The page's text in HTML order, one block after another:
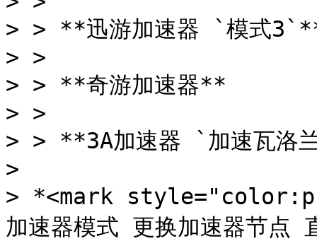
> > **迅游加速器 `模式
> >
> > **奇游加速器**
> >
> > **3A加速器 `加速瓦洛
>
> *<mark
加速器模式 更换加速器节点